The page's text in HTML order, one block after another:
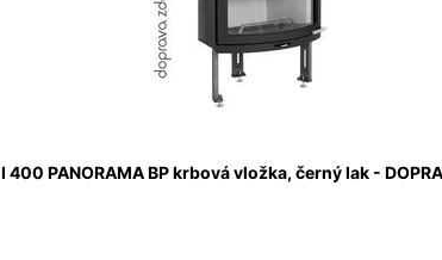
400 PANORAMA BP krbová vložka, černý lak -